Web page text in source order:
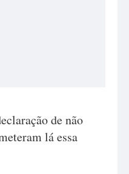
de não
lá essa